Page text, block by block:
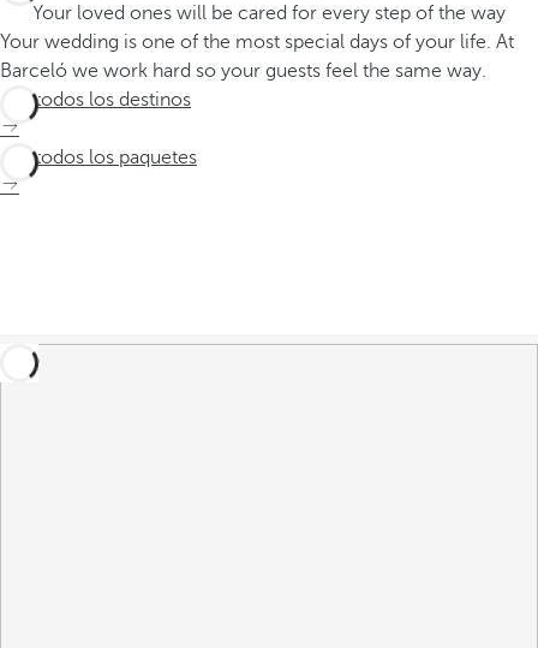
Your loved ones will be cared for every step of the way
Your wedding is one of the most special days of your life. At
Barceló we work hard so your guests feel the same way.
Ver todos los destinos
Ver todos los paquetes